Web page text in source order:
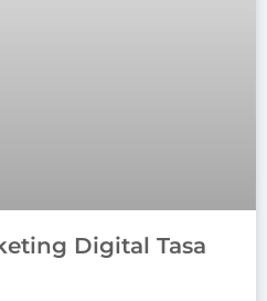
Digital Tasa